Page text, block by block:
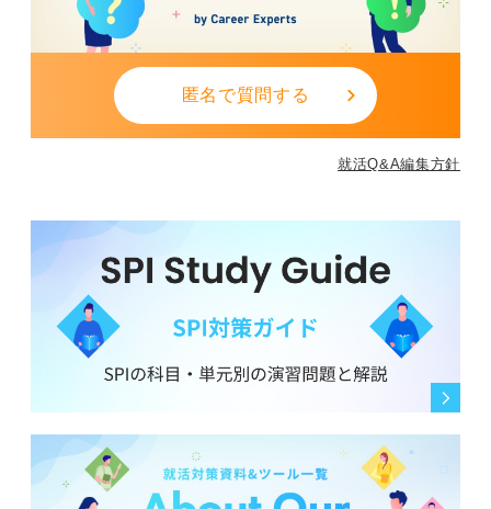
匿名で質問する
就活Q&A編集方針